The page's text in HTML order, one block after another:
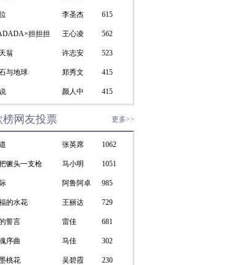
李圣杰 615
担担担 王心凌 562
翁 许志安 523
与地球 郑秀文 415
颜人中 415
榜网友投票 更多>>
张英席 1062
镢头一支枪 马小明 1051
阿鲁阿卓 985
的水花 王丽达 729
誓言 雷佳 681
序曲 马佳 302
桃花 吴碧霞 230